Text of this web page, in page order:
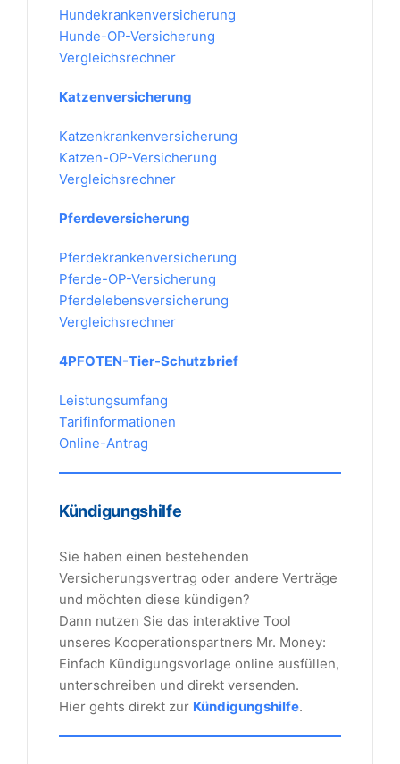
Hundekrankenversicherung
Hunde-OP-Versicherung
Vergleichsrechner
Katzenversicherung
Katzenkrankenversicherung
Katzen-OP-Versicherung
Vergleichsrechner
Pferdeversicherung
Pferdekrankenversicherung
Pferde-OP-Versicherung
Pferdelebensversicherung
Vergleichsrechner
4PFOTEN-Tier-Schutzbrief
Leistungsumfang
Tarifinformationen
Online-Antrag
Kündigungshilfe
Sie haben einen bestehenden
Versicherungsvertrag oder andere Verträge
und möchten diese kündigen?
Dann nutzen Sie das interaktive Tool
unseres Kooperationspartners Mr. Money:
Einfach Kündigungsvorlage online ausfüllen,
unterschreiben und direkt versenden.
Hier gehts direkt zur Kündigungshilfe.